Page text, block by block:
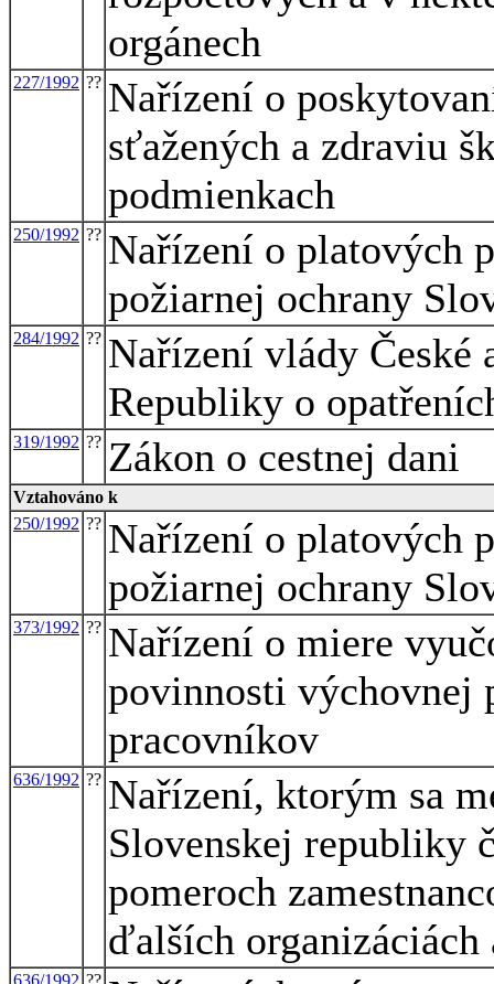
orgánech
227/1992 ?? Nařízení o
sťažených a zdraviu
podmienkach
250/1992 ?? Nařízení o platových
požiarnej ochrany
284/1992 ?? Nařízení vlády České
Republiky o
319/1992 ?? Zákon o cestnej dani
Vztahováno k
250/1992 ?? Nařízení o platových
požiarnej ochrany
373/1992 ?? Nařízení o miere
povinnosti výchovnej
pracovníkov
636/1992 ?? Nařízení, ktorým sa
Slovenskej republiky
pomeroch
ďalších organizáciách
636/1992 ??